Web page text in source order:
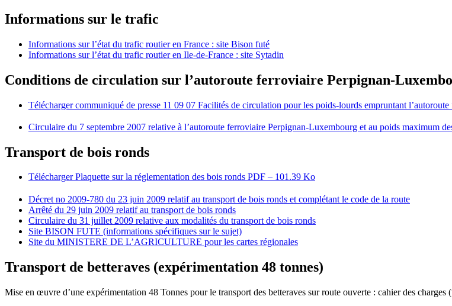
Informations sur le trafic
Informations sur l’état du trafic routier en France : site Bison futé
Informations sur l’état du trafic routier en Ile-de-France : site Sytadin
Conditions de circulation sur l’autoroute ferroviaire Perpignan-
Télécharger communiqué de presse 11 09 07 Facilités de circulation pour les poids-lourds empruntant
Circulaire du 7 septembre 2007 relative à l’autoroute ferroviaire Perpignan-Luxembourg et au poids maximum
Transport de bois ronds
Télécharger Plaquette sur la réglementation des bois ronds PDF – 101.39 Ko
Décret no 2009-780 du 23 juin 2009 relatif au transport de bois ronds et complétant le code de la route
Arrêté du 29 juin 2009 relatif au transport de bois ronds
Circulaire du 31 juillet 2009 relative aux modalités du transport de bois ronds
Site BISON FUTE (informations spécifiques sur le sujet)
Site du MINISTERE DE L’AGRICULTURE pour les cartes régionales
Transport de betteraves (expérimentation 48 tonnes)
Mise en œuvre d’une expérimentation 48 Tonnes pour le transport des betteraves sur route ouverte : cahier des